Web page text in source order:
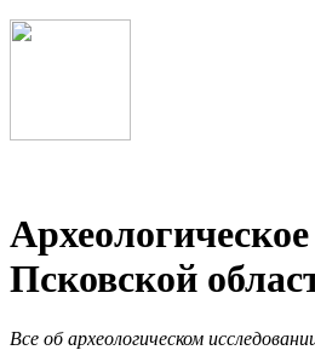
Псковской
Все об археологическом